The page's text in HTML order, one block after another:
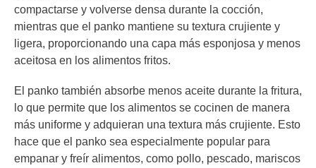
compactarse y volverse densa durante la cocción,
mientras que el panko mantiene su textura crujiente y
ligera, proporcionando una capa más esponjosa y menos
aceitosa en los alimentos fritos.
El panko también absorbe menos aceite durante la fritura,
lo que permite que los alimentos se cocinen de manera
más uniforme y adquieran una textura más crujiente. Esto
hace que el panko sea especialmente popular para
empanar y freír alimentos, como pollo, pescado, mariscos